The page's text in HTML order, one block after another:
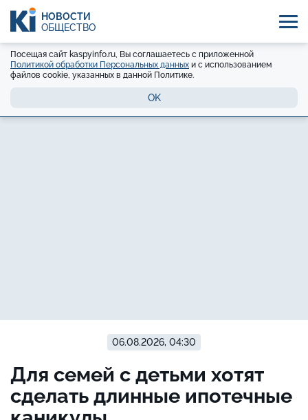
НОВОСТИ
ОБЩЕСТВО
Посещая сайт kaspyinfo.ru, Вы соглашаетесь с приложенной
Политикой обработки Персональных данных и с использованием
файлов cookie, указанных в данной Политике.
OK
06.08.2026, 04:30
Для семей с детьми хотят
сделать длинные ипотечные